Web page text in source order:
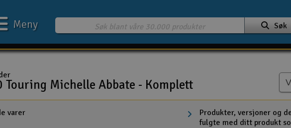
Søk
Meny
Touring Michelle Abbate - Komplett
Abbate - Komplett
varer
Produkter, versjoner og
fulgte med ditt produkt